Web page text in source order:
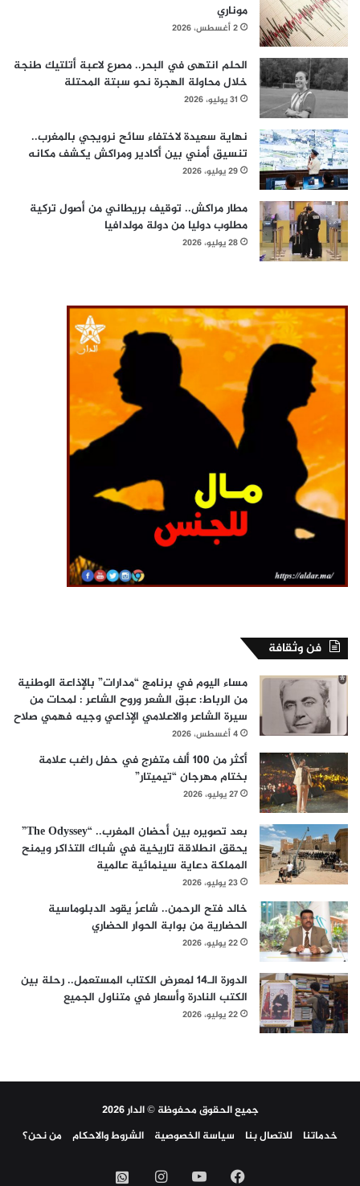
موناري
2 أغسطس، 2026
الحلم انتهى في البحر.. مصرع لاعبة أتلتيك طنجة
خلال محاولة الهجرة نحو سبتة المحتلة
31 يوليو، 2026
نهاية سعيدة لاختفاء سائح نرويجي بالمغرب..
تنسيق أمني بين أكادير ومراكش يكشف مكانه
29 يوليو، 2026
مطار مراكش.. توقيف بريطاني من أصول تركية
مطلوب دوليا من دولة مولدافيا
28 يوليو، 2026
فن وثقافة
مساء اليوم في برنامج “مدارات” بالإذاعة الوطنية
من الرباط: عبق الشعر وروح الشاعر : لمحات من
سيرة الشاعر والاعلامي الإذاعي وجيه فهمي صلاح
4 أغسطس، 2026
أكثر من 100 ألف متفرج في حفل راغب علامة
بختام مهرجان “تيميتار”
27 يوليو، 2026
بعد تصويره بين أحضان المغرب.. “The Odyssey”
يحقق انطلاقة تاريخية في شباك التذاكر ويمنح
المملكة دعاية سينمائية عالمية
23 يوليو، 2026
خالد فتح الرحمن.. شاعرٌ يقود الدبلوماسية
الحضارية من بوابة الحوار الحضاري
22 يوليو، 2026
الدورة الـ14 لمعرض الكتاب المستعمل.. رحلة بين
الكتب النادرة وأسعار في متناول الجميع
22 يوليو، 2026
جميع الحقوق محفوظة © الدار 2026
خدماتنا
للاتصال بنا سياسة الخصوصية الشروط والاحكام من نحن؟
فيسبوك‫YouTubeانستقرامواتساب